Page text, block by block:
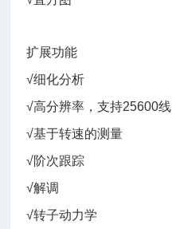
扩展功能
√细化分析
√高分辨率，支持25600线
√基于转速的测量
√阶次跟踪
√解调
√转子动力学